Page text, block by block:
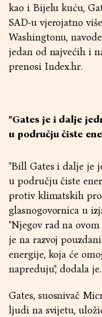
kao i Bijelu kuću,
SAD-u vjerojatno
Washingtonu,
jedan od najvećih i
prenosi Index.hr.
"Gates je i dalje
u području čiste
"Bill Gates i dalje je
u području čiste
protiv klimatskih
glasnogovornica u
"Njegov rad na
je na razvoj
energije, koja će
napreduju", dodala je.
Gates, suosnivač
ljudi na svijetu,